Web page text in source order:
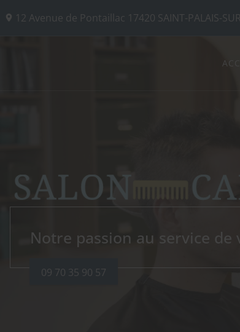
12 Avenue de Pontaillac 17420 SAINT-PALAIS-
Notre passion au service de
09 70 35 90 57